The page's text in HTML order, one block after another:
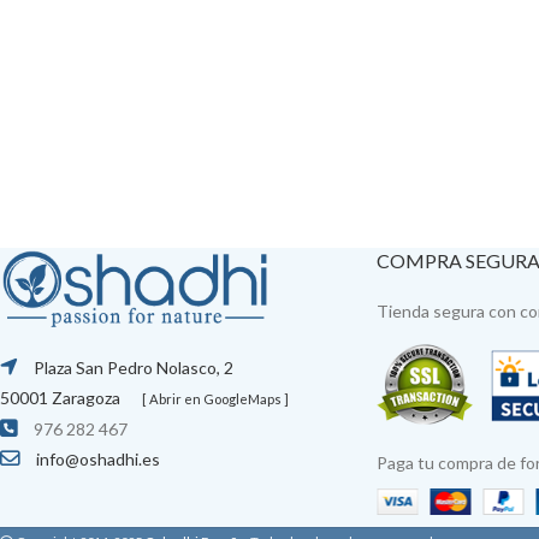
Plaza San Pedro Nolasco, 2
50001 Zaragoza
[ Abrir en GoogleMaps ]
976 282 467
info@oshadhi.es
COMPRA SEGURA
Tienda segura con
Paga tu compra de